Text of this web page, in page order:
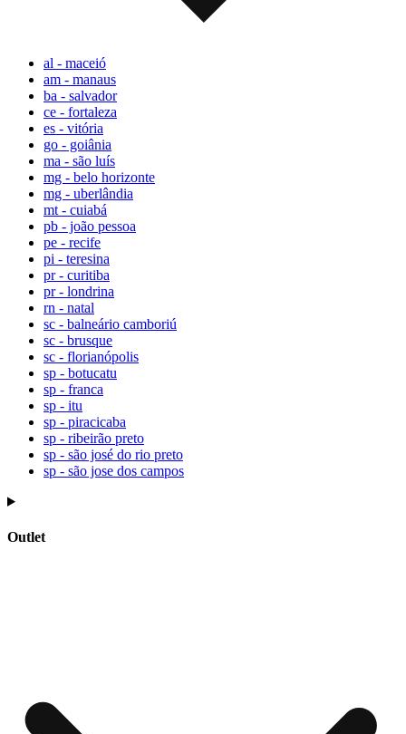
al - maceió
am - manaus
ba - salvador
ce - fortaleza
es - vitória
go - goiânia
ma - são luís
mg - belo horizonte
mg - uberlândia
mt - cuiabá
pb - joão pessoa
pe - recife
pi - teresina
pr - curitiba
pr - londrina
rn - natal
sc - balneário camboriú
sc - brusque
sc - florianópolis
sp - botucatu
sp - franca
sp - itu
sp - piracicaba
sp - ribeirão preto
sp - são josé do rio preto
sp - são jose dos campos
Outlet